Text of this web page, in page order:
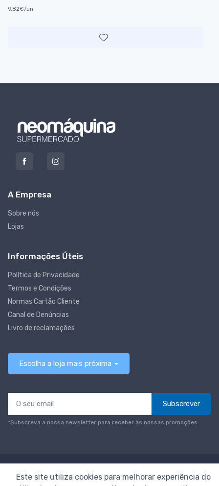
9,82€/un
A Empresa
Sobre nós
Lojas
Informações Úteis
Política de Privacidade
Termos e Condições
Normas Cartão Cliente
Canal de Denúncias
Livro de reclamações
Escolha a loja mais próxima
Subscrever
*Subscreva a nossa newsletter para receber as nossas promoções.
© Todos os direitos reservadosNeomáquina
Este site utiliza cookies para melhorar experiência do